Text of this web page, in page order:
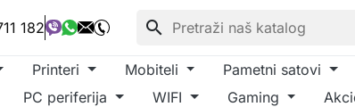
182 search
Printeri Mobiteli Pametni satovi
PC periferija WIFI Gaming